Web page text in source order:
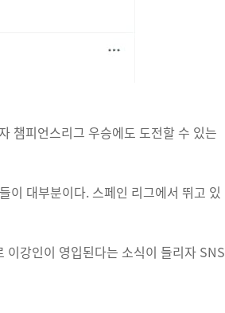
챔피언스리그 우승에도 도전할 수 있는
이 대부분이다. 스페인 리그에서 뛰고 있
이강인이 영입된다는 소식이 들리자 SNS